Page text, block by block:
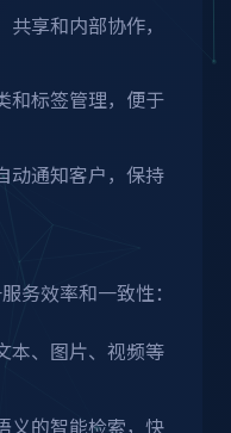
享和内部协作，
和标签管理，便于
动通知客户，保持
务效率和一致性：
本、图片、视频等
义的智能检索，快